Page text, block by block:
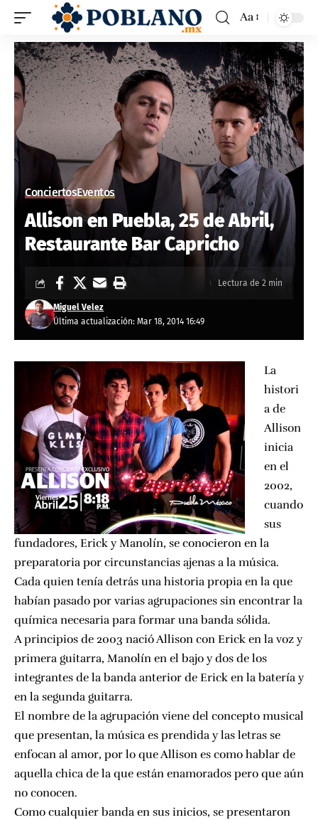
Aa
ConciertosEventos
Allison en Puebla, 25 de Abril,
Restaurante Bar Capricho
Última actualización: Mar 18, 2014 16:49
Miguel Velez
Lectura de 2 min
La
histori
a de
Allison
inicia
en el
2002,
cuando
sus
fundadores, Erick y Manolín, se conocieron en la
preparatoria por circunstancias ajenas a la música.
Cada quien tenía detrás una historia propia en la que
habían pasado por varias agrupaciones sin encontrar la
química necesaria para formar una banda sólida.
A principios de 2003 nació Allison con Erick en la voz y
primera guitarra, Manolín en el bajo y dos de los
integrantes de la banda anterior de Erick en la batería y
en la segunda guitarra.
El nombre de la agrupación viene del concepto musical
que presentan, la música es prendida y las letras se
enfocan al amor, por lo que Allison es como hablar de
aquella chica de la que están enamorados pero que aún
no conocen.
Como cualquier banda en sus inicios, se presentaron